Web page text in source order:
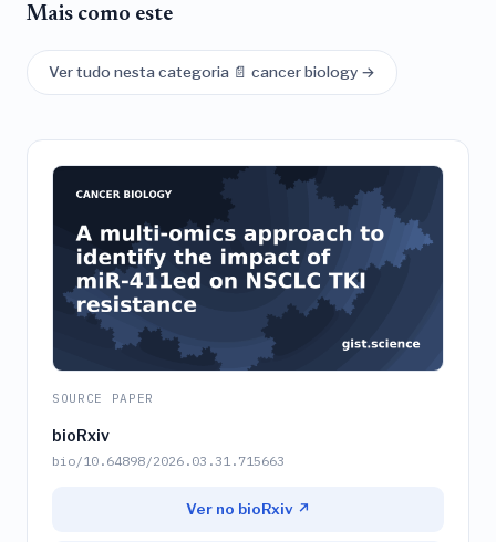
Mais como este
Ver tudo nesta categoria 📄 cancer biology →
SOURCE PAPER
bioRxiv
bio/10.64898/2026.03.31.715663
Ver no bioRxiv ↗